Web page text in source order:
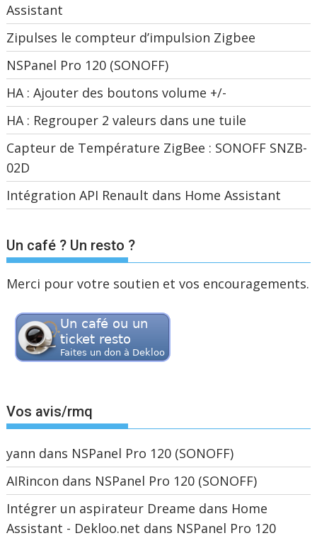
Assistant
Zipulses le compteur d’impulsion Zigbee
NSPanel Pro 120 (SONOFF)
HA : Ajouter des boutons volume +/-
HA : Regrouper 2 valeurs dans une tuile
Capteur de Température ZigBee : SONOFF SNZB-
02D
Intégration API Renault dans Home Assistant
Un café ? Un resto ?
Merci pour votre soutien et vos encouragements.
Vos avis/rmq
yann dans NSPanel Pro 120 (SONOFF)
AIRincon dans NSPanel Pro 120 (SONOFF)
Intégrer un aspirateur Dreame dans Home
Assistant - Dekloo.net dans NSPanel Pro 120